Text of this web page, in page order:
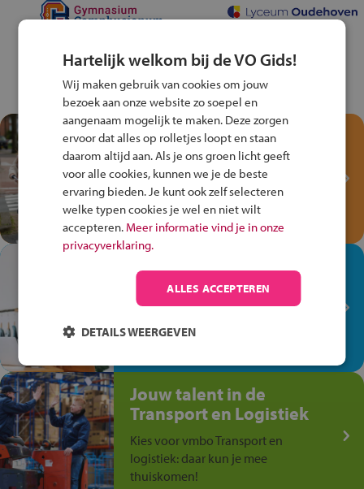
Test je kennis met het
Fiets Veilig
Verkeersspel!
Speel het Fiets Veilig Verkeersspel
en win een Cortina-fiets!
In de winkel ben je op je
plek!
op de winkelvloer, waar elke dag
Jouw talent in de
Transport en Logistiek
Kies voor vmbo Transport en
logistiek: daar kun je mee
thuiskomen!
Hartelijk welkom bij de VO Gids!
Wij maken gebruik van cookies om jouw
bezoek aan onze website zo soepel en
aangenaam mogelijk te maken. Deze zorgen
ervoor dat alles op rolletjes loopt en staan
daarom altijd aan. Als je ons groen licht geeft
voor alle cookies, kunnen we je de beste
ervaring bieden. Je kunt ook zelf selecteren
welke typen cookies je wel en niet wilt
accepteren. Meer informatie vind je in onze
privacyverklaring.
ALLES ACCEPTEREN
DETAILS WEERGEVEN